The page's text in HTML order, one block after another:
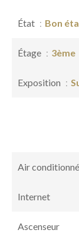
État Bon
Étage 3ème
Exposition
Air conditionné
Internet
Ascenseur